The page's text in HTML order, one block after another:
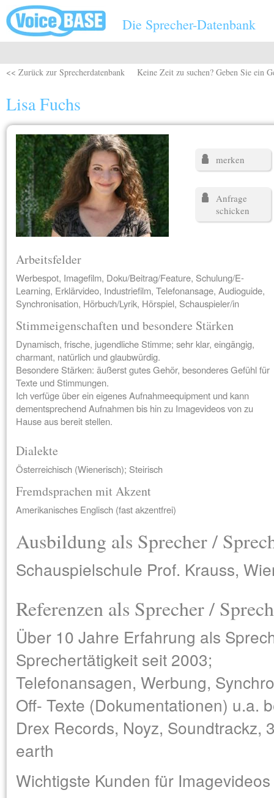
Direkt zum Inhalt
Die Sprecher-Datenbank
<< Zurück zur Sprecherdatenbank Keine Zeit zu suchen? Geben Sie ein
Lisa Fuchs
merken
Anfrage
schicken
Arbeitsfelder
Werbespot, Imagefilm, Doku/Beitrag/Feature, Schulung/E-
Learning, Erklärvideo, Industriefilm, Telefonansage, Audioguide,
Synchronisation, Hörbuch/Lyrik, Hörspiel, Schauspieler/in
Stimmeigenschaften und besondere Stärken
Dynamisch, frische, jugendliche Stimme; sehr klar, eingängig,
charmant, natürlich und glaubwürdig.
Besondere Stärken: äußerst gutes Gehör, besonderes Gefühl für
Texte und Stimmungen.
Ich verfüge über ein eigenes Aufnahmeequipment und kann
dementsprechend Aufnahmen bis hin zu Imagevideos von zu
Hause aus bereit stellen.
Dialekte
Österreichisch (Wienerisch); Steirisch
Fremdsprachen mit Akzent
Amerikanisches Englisch (fast akzentfrei)
Ausbildung als Sprecher /
Schauspielschule Prof. Krauss,
Referenzen als Sprecher /
Über 10 Jahre Erfahrung als
Sprechertätigkeit seit 2003;
Telefonansagen, Werbung,
Off- Texte (Dokumentationen) u.a.
Drex Records, Noyz, Soundtrackz,
earth
Wichtigste Kunden für